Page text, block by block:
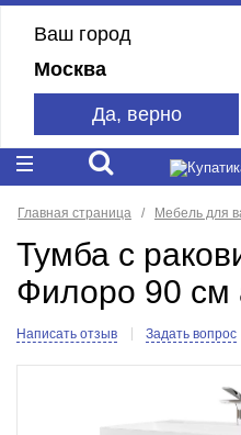
Ваш город
Москва
Да, верно
Главная страница Мебель для
Тумба с
Филоро 90 см
Написать отзыв Задать вопрос